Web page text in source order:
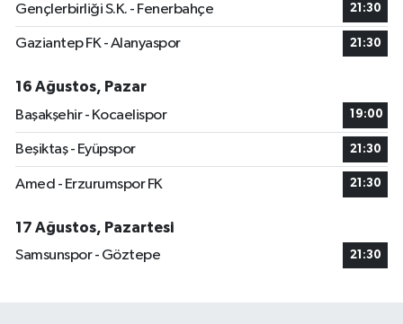
Gençlerbirliği S.K. - Fenerbahçe 21:30
Gaziantep FK - Alanyaspor 21:30
16 Ağustos, Pazar
Başakşehir - Kocaelispor
19:00
Beşiktaş - Eyüpspor 21:30
Amed - Erzurumspor FK 21:30
17 Ağustos, Pazartesi
Samsunspor - Göztepe
21:30